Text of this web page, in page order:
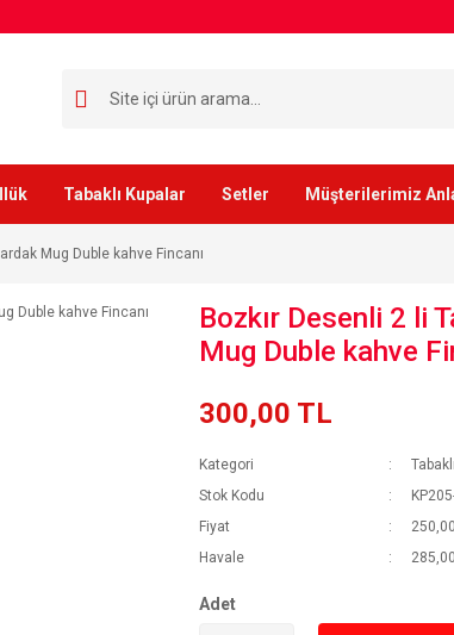
Tabaklı Kupalar Setler Müşterilerimiz
Mug Duble kahve Fincanı
Bozkır Desenli 2 li
Mug Duble kahve
300,00 TL
Kategori
Stok Kodu
Fiyat
Havale
Adet